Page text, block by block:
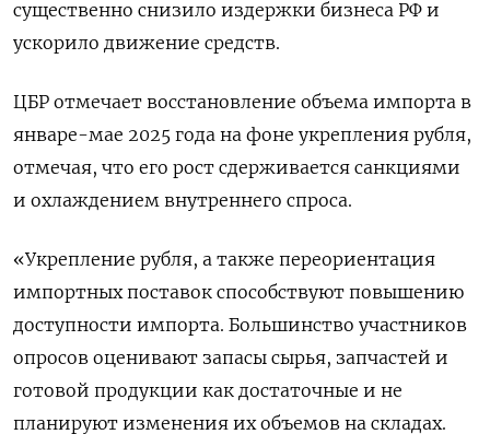
существенно снизило издержки бизнеса РФ и
ускорило движение средств.
ЦБР отмечает восстановление объема импорта в
январе-мае 2025 года на фоне укрепления рубля,
отмечая, что его рост сдерживается санкциями
и охлаждением внутреннего спроса.
«Укрепление рубля, а также переориентация
импортных поставок способствуют повышению
доступности импорта. Большинство участников
опросов оценивают запасы сырья, запчастей и
готовой продукции как достаточные и не
планируют изменения их объемов на складах.